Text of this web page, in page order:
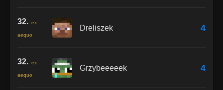
32. ex
aequo
Dreliszek 4
32. ex
aequo
Grzybeeeeek 4